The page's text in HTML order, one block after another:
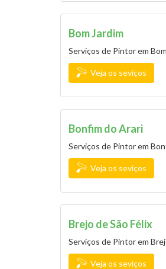
Bom Jardim
Serviços de Pintor em
Veja os seviços
Bonfim do Arari
Serviços de Pintor em
Veja os seviços
Brejo de São Félix
Serviços de Pintor em
Veja os seviços